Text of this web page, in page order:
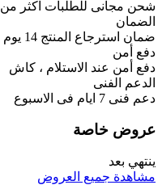
شحن مجانى للطلبات اكثر من 1000 درهم
الضمان
ضمان استرجاع المنتج 14 يوم
دفع أمن
دفع أمن عند الاستلام ، كاش
الدعم الفنى
دعم فنى 7 ايام فى الاسبوع
عروض خاصة
ينتهي بعد
مشاهدة جميع العروض